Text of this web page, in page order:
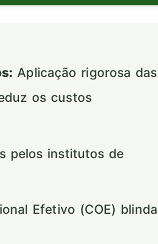
Aplicação rigorosa das
os custos
pelos institutos de
Efetivo (COE) blinda